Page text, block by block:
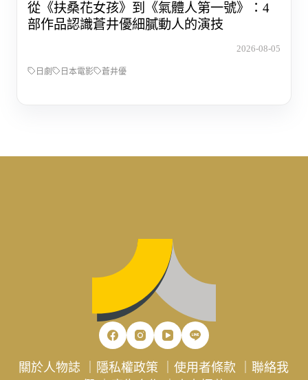
從《扶桑花女孩》到《氣體人第一號》：4
部作品認識蒼井優細膩動人的演技
2026-08-05
日劇 日本電影 蒼井優
關於人物誌 隱私權政策 ｜使用者條款 ｜聯絡我